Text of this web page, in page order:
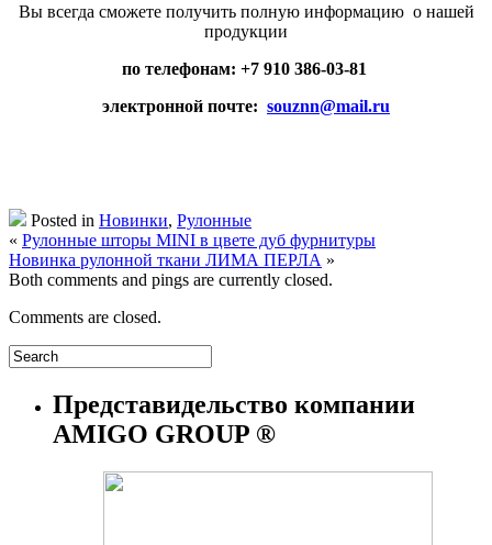
Вы всегда сможете получить полную информацию о нашей
продукции
по телефонам: +7 910 386-03-81
электронной почте: souznn@mail.ru
Posted in Новинки, Рулонные
« Рулонные шторы MINI в цвете дуб фурнитуры
Новинка рулонной ткани ЛИМА ПЕРЛА »
Both comments and pings are currently closed.
Comments are closed.
Представидельство компании
AMIGO GROUP ®